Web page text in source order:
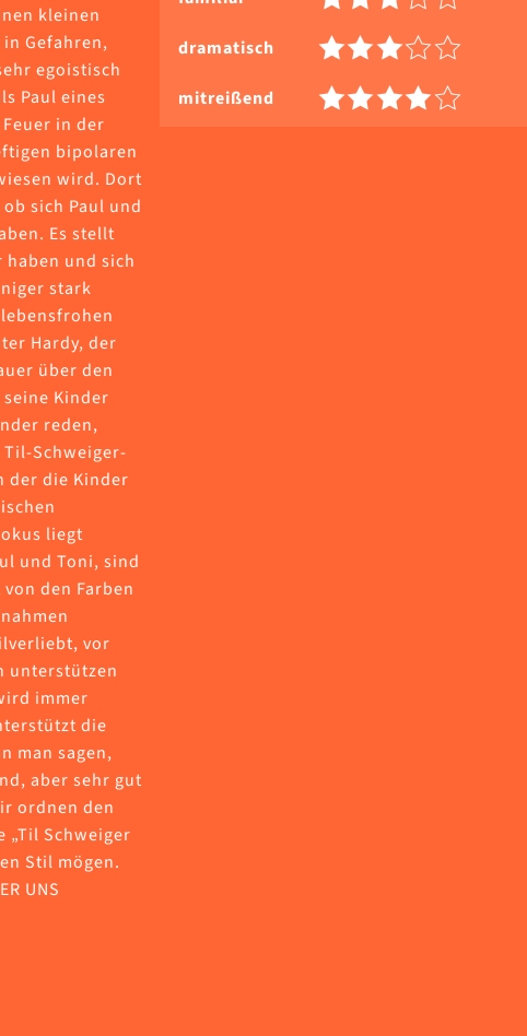
kleinen
Gefahren,
egoistisch
Paul eines
in der
bipolaren
wird. Dort
sich Paul und
Es stellt
und sich
stark
Hardy, der
über den
Kinder
reden,
Schweiger-
der die Kinder
liegt
und Toni, sind
den Farben
vor
unterstützen
immer
die
man sagen,
aber sehr gut
ordnen den
„Til Schweiger
Stil mögen.
UNS
dramatisch
mitreißend